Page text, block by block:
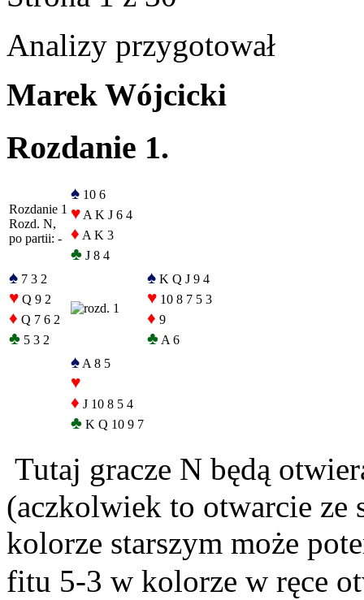
Analizy przygotował
Marek Wójcicki
Rozdanie 1.
Rozdanie 1
Rozd. N,
po partii: -
♠ 10 6
♥ A K J 6 4
♦ A K 3
♣ J 8 4
♠ 7 3 2
♥ Q 9 2
♦ Q 7 6 2
♣ 5 3 2
♠ K Q J 9 4
♥ 10 8 7 5 3
♦ 9
♣ A 6
♠ A 8 5
♥
♦ J 10 8 5 4
♣ K Q 10 9 7
Tutaj gracze N będą
(aczkolwiek to otwarcie ze
kolorze starszym może
fitu 5-3 w kolorze w ręce